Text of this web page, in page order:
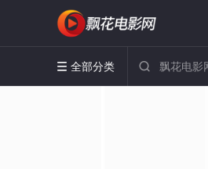
 全部分类 